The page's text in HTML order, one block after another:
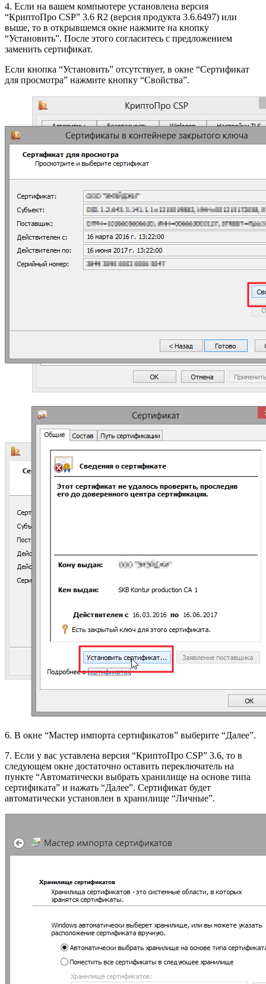
4. Если на вашем компьютере установлена версия
“КриптоПро CSP” 3.6 R2 (версия продукта 3.6.6497) или
выше, то в открывшемся окне нажмите на кнопку
“Установить”. После этого согласитесь с предложением
заменить сертификат.
Если кнопка “Установить” отсутствует, в окне “Сертификат
для просмотра” нажмите кнопку “Свойства”.
6. В окне “Мастер импорта сертификатов” выберите “Далее”.
7. Если у вас уставлена версия “КриптоПро CSP” 3.6, то в
следующем окне достаточно оставить переключатель на
пункте “Автоматически выбрать хранилище на основе типа
сертификата” и нажать “Далее”. Сертификат будет
автоматически установлен в хранилище “Личные”.